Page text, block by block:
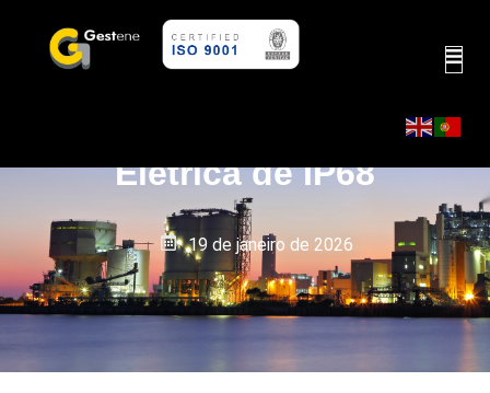
CCR Busbar: Distribuição
Elétrica de IP68
19 de janeiro de 2026